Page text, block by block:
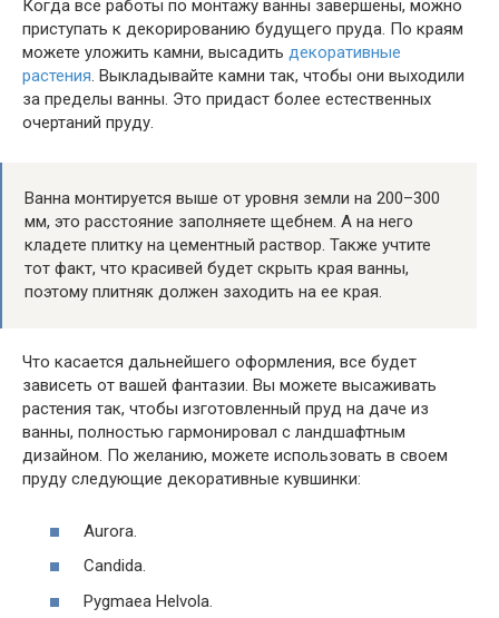
Когда все работы по монтажу ванны завершены, можно
приступать к декорированию будущего пруда. По краям
можете уложить камни, высадить декоративные
растения. Выкладывайте камни так, чтобы они выходили
за пределы ванны. Это придаст более естественных
очертаний пруду.
Ванна монтируется выше от уровня земли на 200–300
мм, это расстояние заполняете щебнем. А на него
кладете плитку на цементный раствор. Также учтите
тот факт, что красивей будет скрыть края ванны,
поэтому плитняк должен заходить на ее края.
Что касается дальнейшего оформления, все будет
зависеть от вашей фантазии. Вы можете высаживать
растения так, чтобы изготовленный пруд на даче из
ванны, полностью гармонировал с ландшафтным
дизайном. По желанию, можете использовать в своем
пруду следующие декоративные кувшинки:
Aurora.
Candida.
Pygmaea Helvola.